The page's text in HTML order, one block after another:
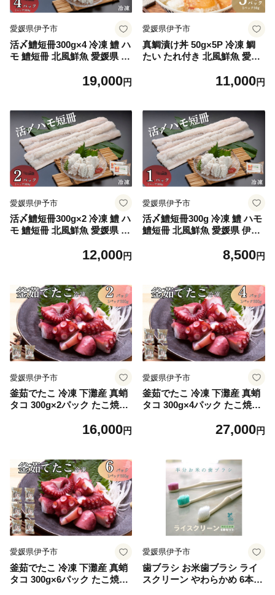
愛媛県伊予市
活〆鱧短冊300g×4 冷凍 鱧 ハ
モ 鱧短冊 北風鮮魚 愛媛県 伊
19,000円
愛媛県伊予市
真鯛漬け丼 50g×5P 冷凍 鯛
たい たれ付き 北風鮮魚 愛媛
11,000円
愛媛県伊予市
活〆鱧短冊300g×2 冷凍 鱧 ハ
モ 鱧短冊 北風鮮魚 愛媛県 伊
12,000円
愛媛県伊予市
活〆鱧短冊300g 冷凍 鱧 ハモ
鱧短冊 北風鮮魚 愛媛県 伊予
8,500円
愛媛県伊予市
釜茹でたこ 冷凍 下灘産 真蛸
タコ 300g×2パック たこ焼き
16,000円
愛媛県伊予市
釜茹でたこ 冷凍 下灘産 真蛸
タコ 300g×4パック たこ焼き
27,000円
愛媛県伊予市
釜茹でたこ 冷凍 下灘産 真蛸
タコ 300g×6パック たこ焼き
愛媛県伊予市
歯ブラシ お米歯ブラシ ライ
スクリーン やわらかめ 6本